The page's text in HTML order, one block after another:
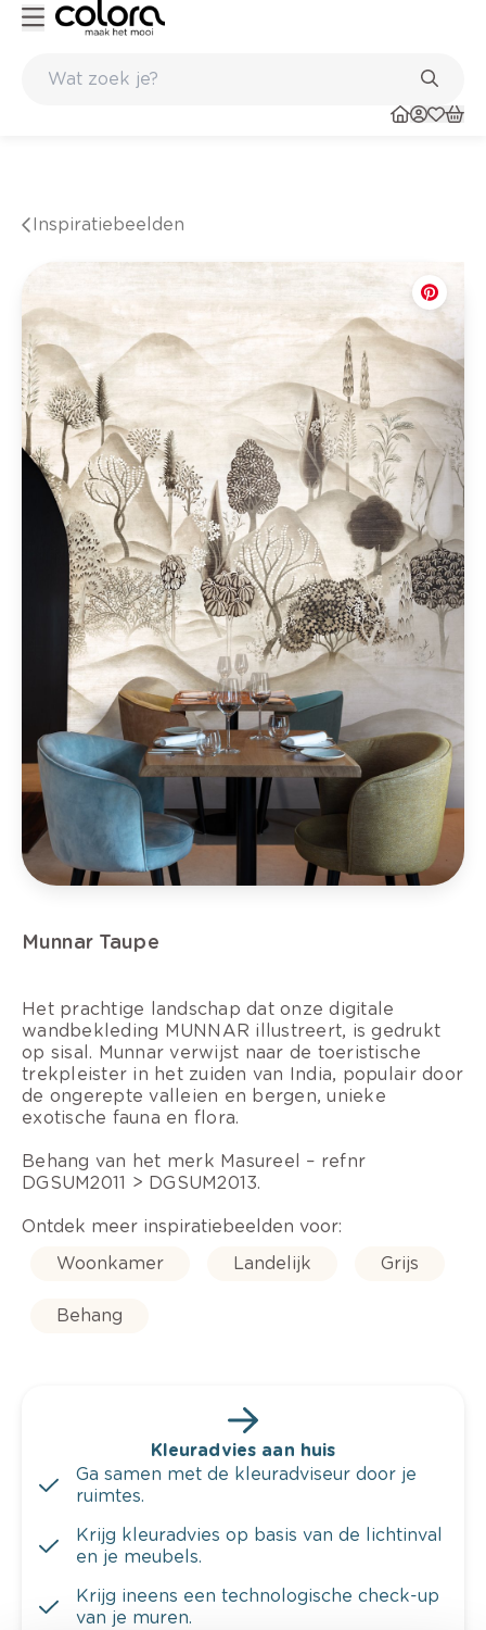
Inspiratiebeelden
Munnar Taupe
Het prachtige landschap dat onze digitale
wandbekleding MUNNAR illustreert, is gedrukt
op sisal. Munnar verwijst naar de toeristische
trekpleister in het zuiden van India, populair door
de ongerepte valleien en bergen, unieke
exotische fauna en flora.
Behang van het merk Masureel – refnr
DGSUM2011 > DGSUM2013.
Ontdek meer inspiratiebeelden voor:
Woonkamer
Landelijk Grijs
Behang
Kleuradvies aan huis
Ga samen met de kleuradviseur door je
ruimtes.
Krijg kleuradvies op basis van de lichtinval
en je meubels.
Krijg ineens een technologische check-up
van je muren.